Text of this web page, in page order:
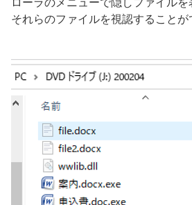
ローラのメニューで隠しファイル
それらのファイルを視認することが